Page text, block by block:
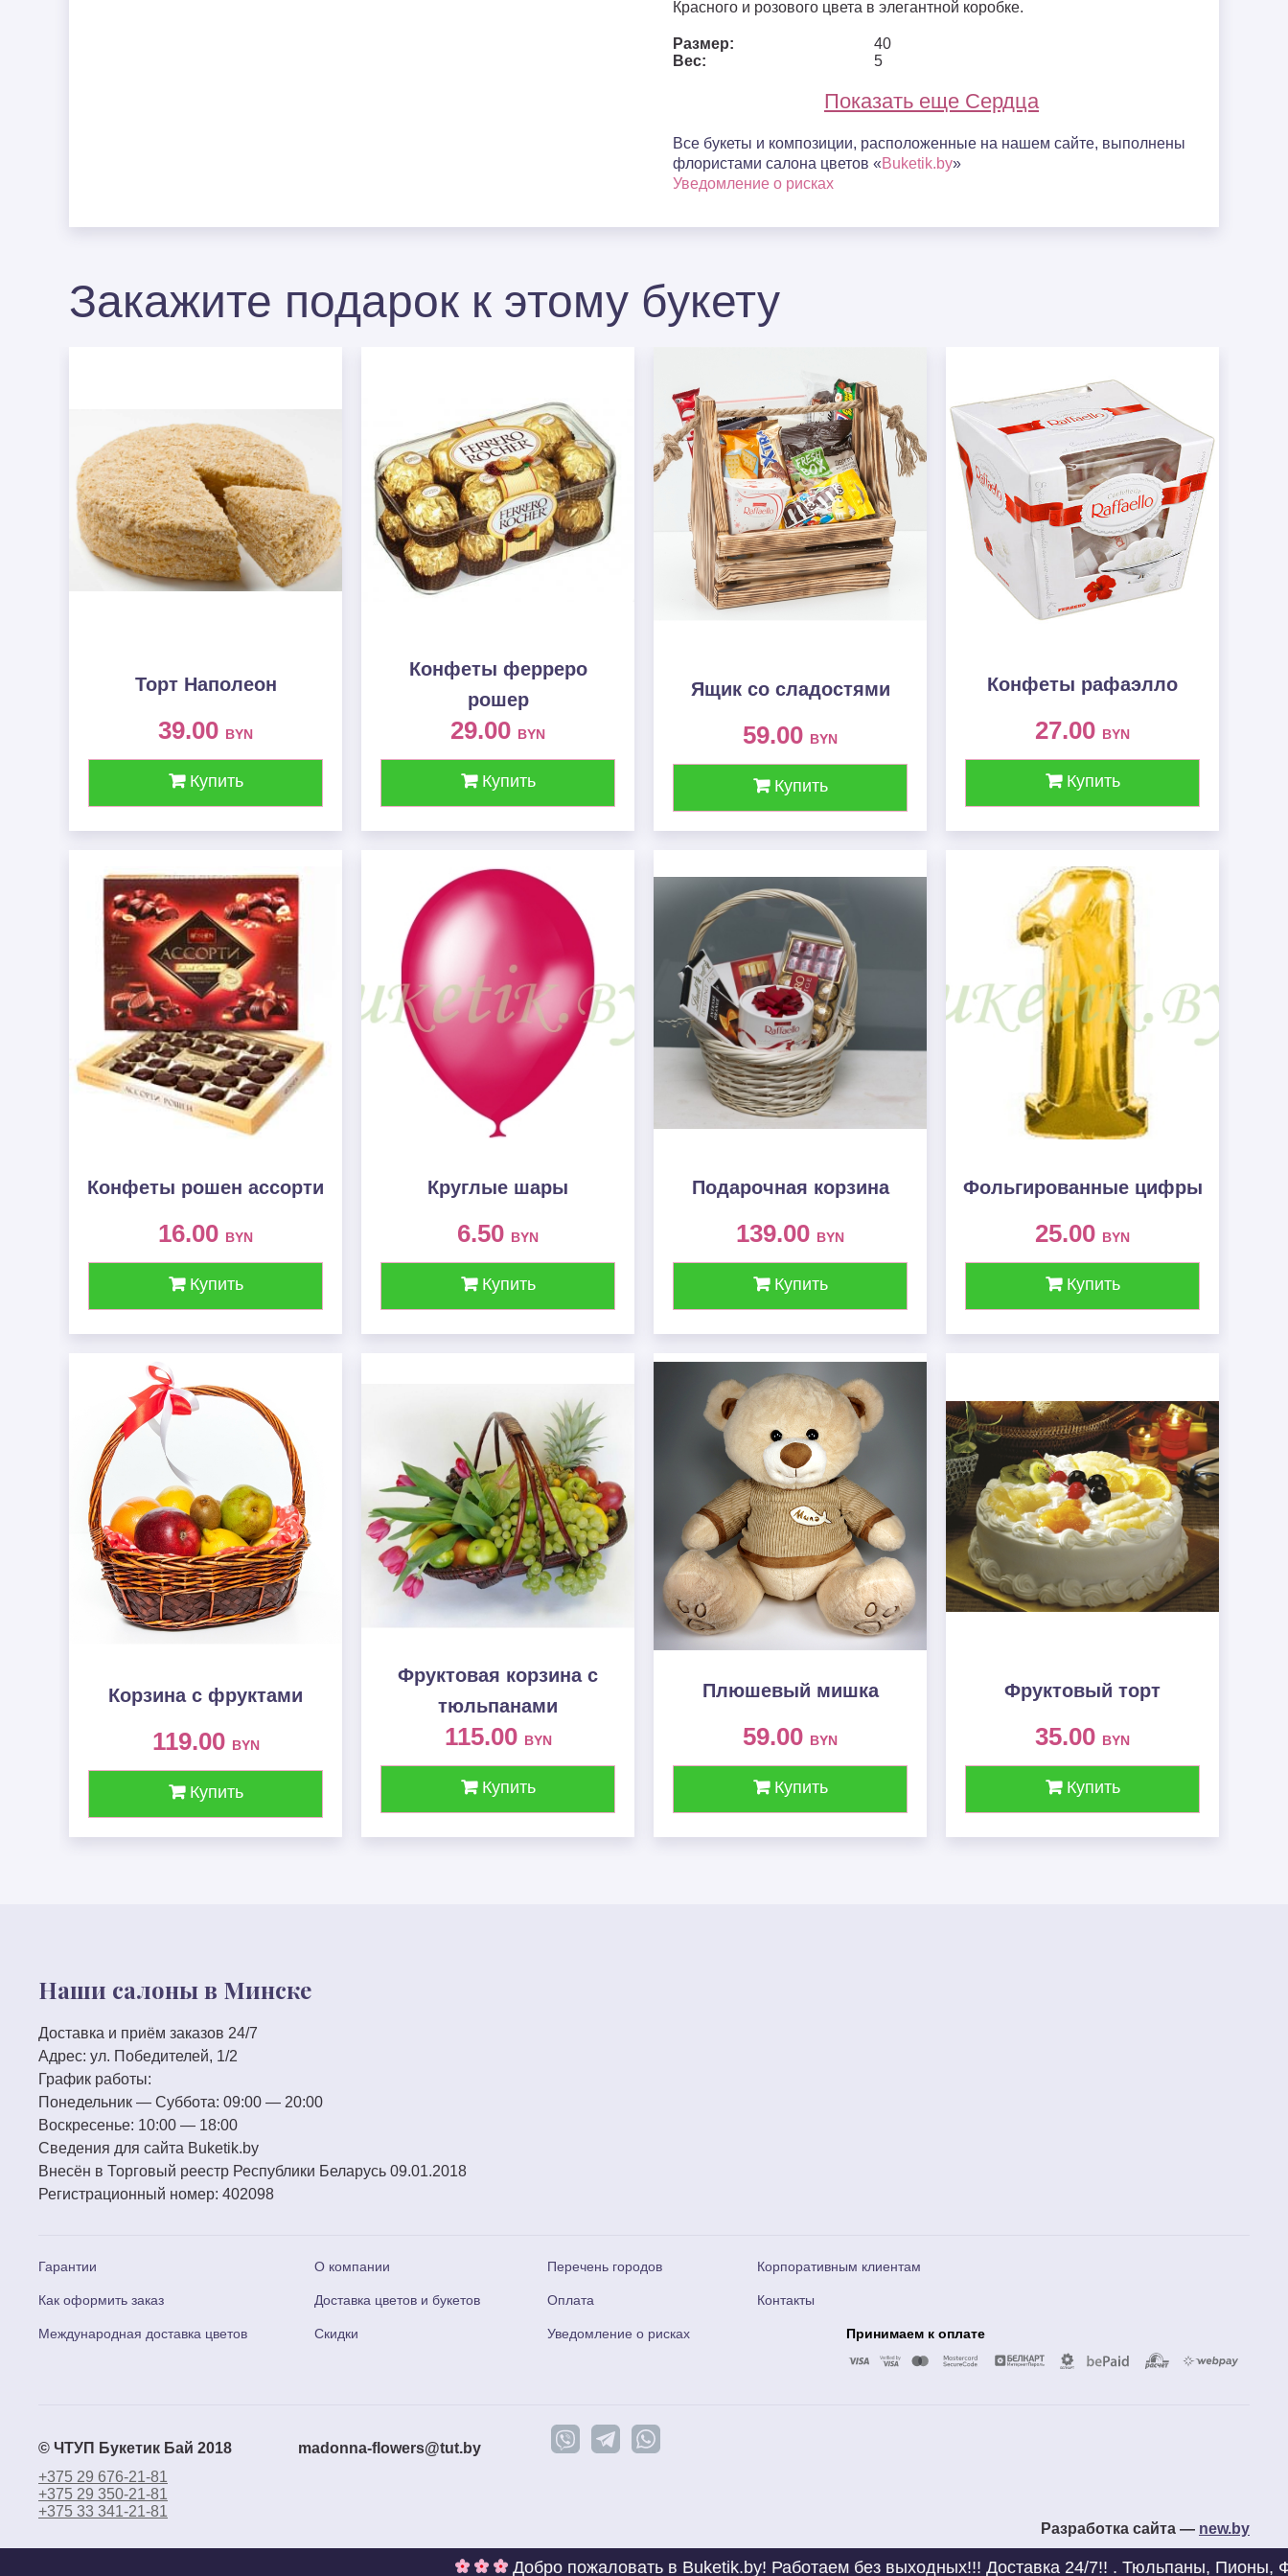
Красного и розового цвета в элегантной коробке.
Размер:
40
Вес:
5
Показать еще Сердца
Все букеты и композиции, расположенные на нашем сайте, выполнены
флористами салона цветов «Buketik.by»
Уведомление о рисках
Закажите подарок к этому букету
Торт Наполеон
39.00 BYN
Купить
Конфеты ферреро
рошер
29.00 BYN
Купить
Ящик со сладостями
59.00 BYN
Купить
Конфеты рафаэлло
27.00 BYN
Купить
Конфеты рошен ассорти
16.00 BYN
Купить
Круглые шары
6.50 BYN
Купить
Подарочная корзина
139.00 BYN
Купить
Фольгированные цифры
25.00 BYN
Купить
Корзина с фруктами
119.00 BYN
Купить
Фруктовая корзина c
тюльпанами
115.00 BYN
Купить
Плюшевый мишка
59.00 BYN
Купить
Фруктовый торт
35.00 BYN
Купить
Наши салоны в Минске
Доставка и приём заказов 24/7
Адрес: ул. Победителей, 1/2
График работы:
Понедельник — Суббота: 09:00 — 20:00
Воскресенье: 10:00 — 18:00
Сведения для сайта Buketik.by
Внесён в Торговый реестр Республики Беларусь 09.01.2018
Регистрационный номер: 402098
Гарантии
Как оформить заказ
Международная доставка цветов
О компании
Доставка цветов и букетов
Скидки
Перечень городов
Оплата
Уведомление о рисках
Корпоративным клиентам
Контакты
Принимаем к оплате
© ЧТУП Букетик Бай 2018
madonna-flowers@tut.by
+375 29 676-21-81
+375 29 350-21-81
+375 33 341-21-81
Разработка сайта — new.by
Добро пожаловать в Buketik.by! Работаем без выходных!!! Доставка 24/7!! . Тюльпаны, Пионы,